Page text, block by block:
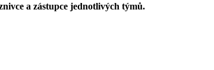
a zástupce jednotlivých týmů.